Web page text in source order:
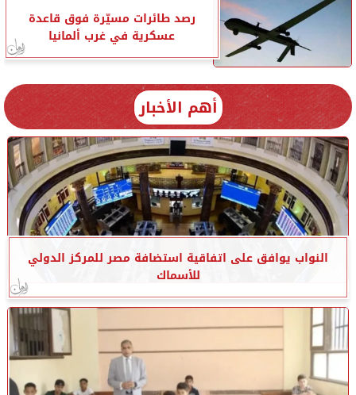
رصد طائرات مسيّرة فوق قاعدة
عسكرية في غرب ألمانيا
أهم الأخبار
النواب يوافق على اتفاقية استضافة مصر للمركز الدولي
للأسماك